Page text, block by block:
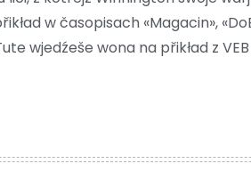
w časopisach «Magacin»,
wjedźeše wona na přikład z